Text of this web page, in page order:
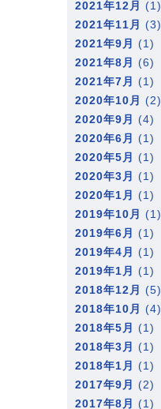
2021年12月
(1)
2021年11月
(3)
2021年9月
(1)
2021年8月
(6)
2021年7月
(1)
2020年10月
(2)
2020年9月
(4)
2020年6月
(1)
2020年5月
(1)
2020年3月
(1)
2020年1月
(1)
2019年10月
(1)
2019年6月
(1)
2019年4月
(1)
2019年1月
(1)
2018年12月
(5)
2018年10月
(4)
2018年5月
(1)
2018年3月
(1)
2018年1月
(1)
2017年9月
(2)
2017年8月
(1)